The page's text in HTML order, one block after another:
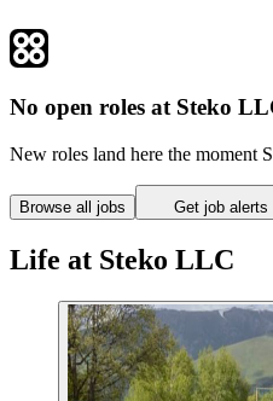
No open roles at Steko
New roles land here the moment
Browse all jobs Get job alerts
Life at Steko LLC